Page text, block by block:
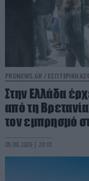
PRONEWS.GR / ΕΣΩΤΕΡΙΚΗ
Στην Ελλάδα
από τη
τον εμπρησμό
05.08.2026 | 20:01